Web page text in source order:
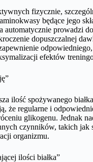
fizycznie,
będące jego
automatycznie prowadzi
dopuszczalnej
efektów
ilość spożywanego
że regularne i
glikogenu. Jednak
czynników, takich
organizmu.
ilości białka”